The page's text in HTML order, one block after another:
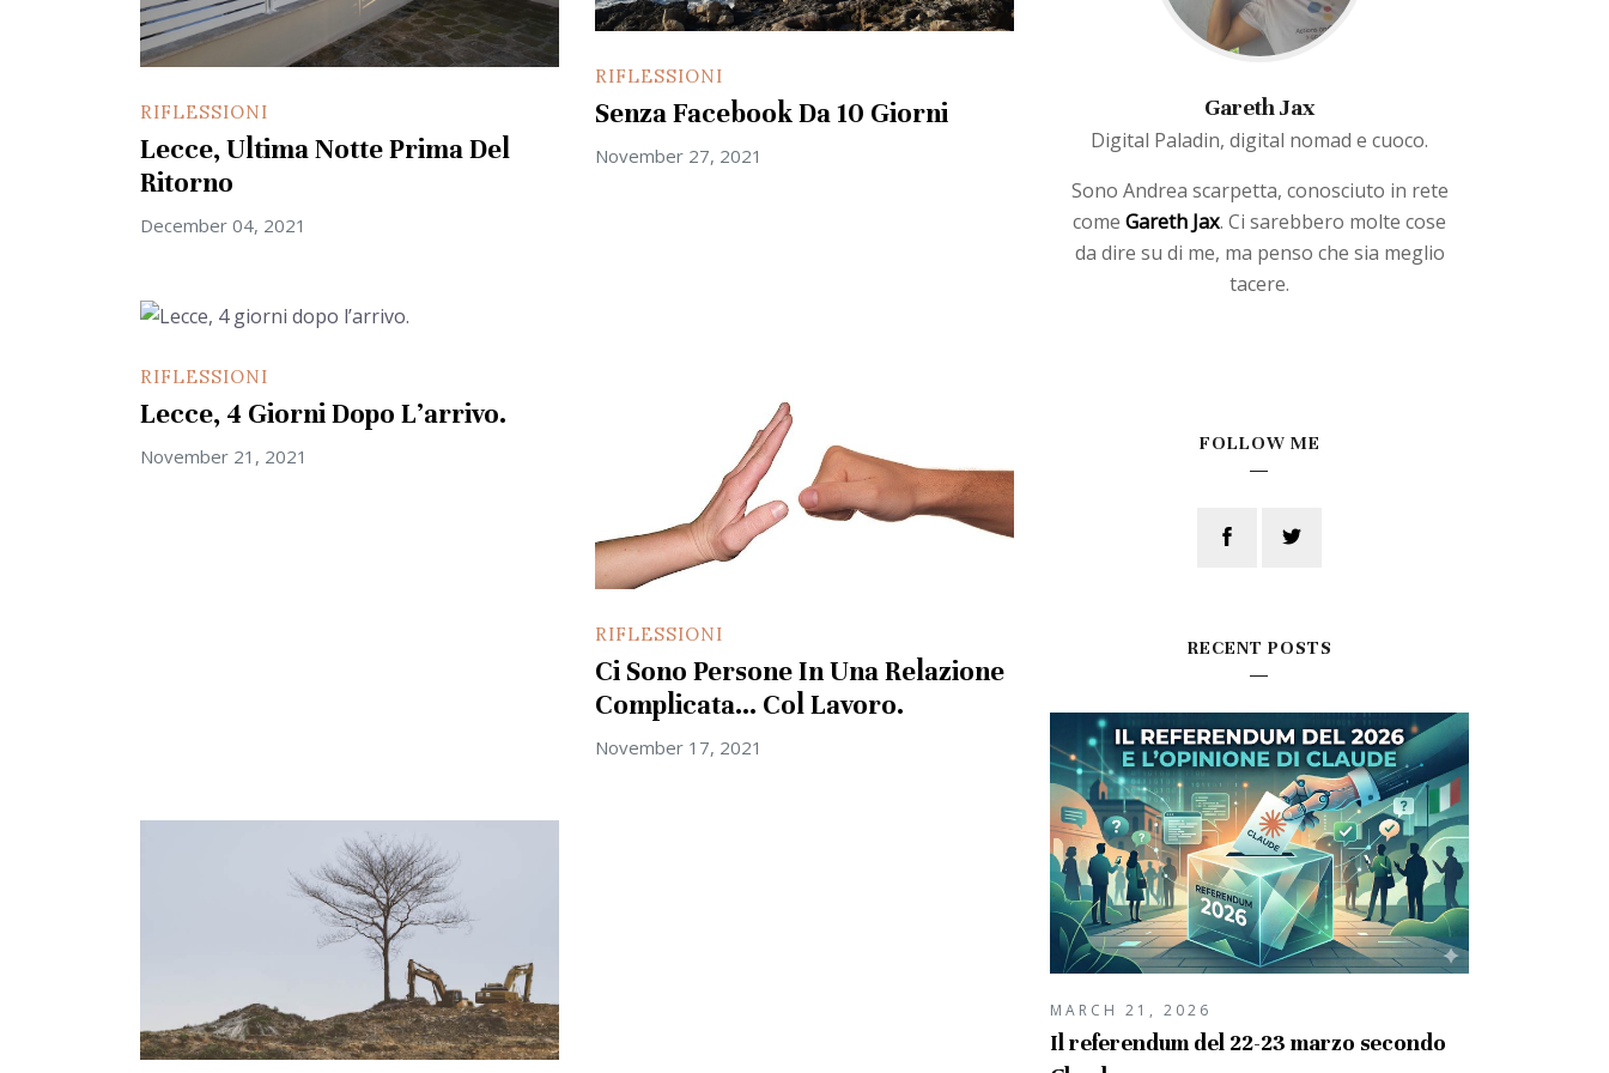
RIFLESSIONI
Lecce, Ultima Notte Prima Del
Ritorno
December 04, 2021
RIFLESSIONI
Senza Facebook Da 10 Giorni
November 27, 2021
RIFLESSIONI
Lecce, 4 Giorni Dopo L’arrivo.
November 21, 2021
RIFLESSIONI
Ci Sono Persone In Una Relazione
Complicata… Col Lavoro.
November 17, 2021
Gareth Jax
Digital Paladin, digital nomad e cuoco.
Sono Andrea scarpetta, conosciuto in rete
come Gareth Jax. Ci sarebbero molte cose
da dire su di me, ma penso che sia meglio
tacere.
FOLLOW ME
RECENT POSTS
MARCH 21, 2026
Il referendum del 22-23 marzo secondo